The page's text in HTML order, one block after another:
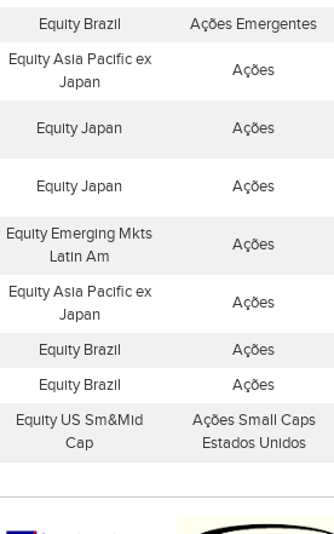
Equity Brazil
Ações Emergentes
Equity Asia Pacific ex
Japan
Ações
Equity Japan Ações
Equity Japan Ações
Equity Emerging Mkts
Latin Am
Ações
Equity Asia Pacific ex
Japan
Ações
Equity Brazil
Ações
Equity Brazil
Ações
Equity US Sm&Mid
Cap
Ações Small Caps
Estados Unidos